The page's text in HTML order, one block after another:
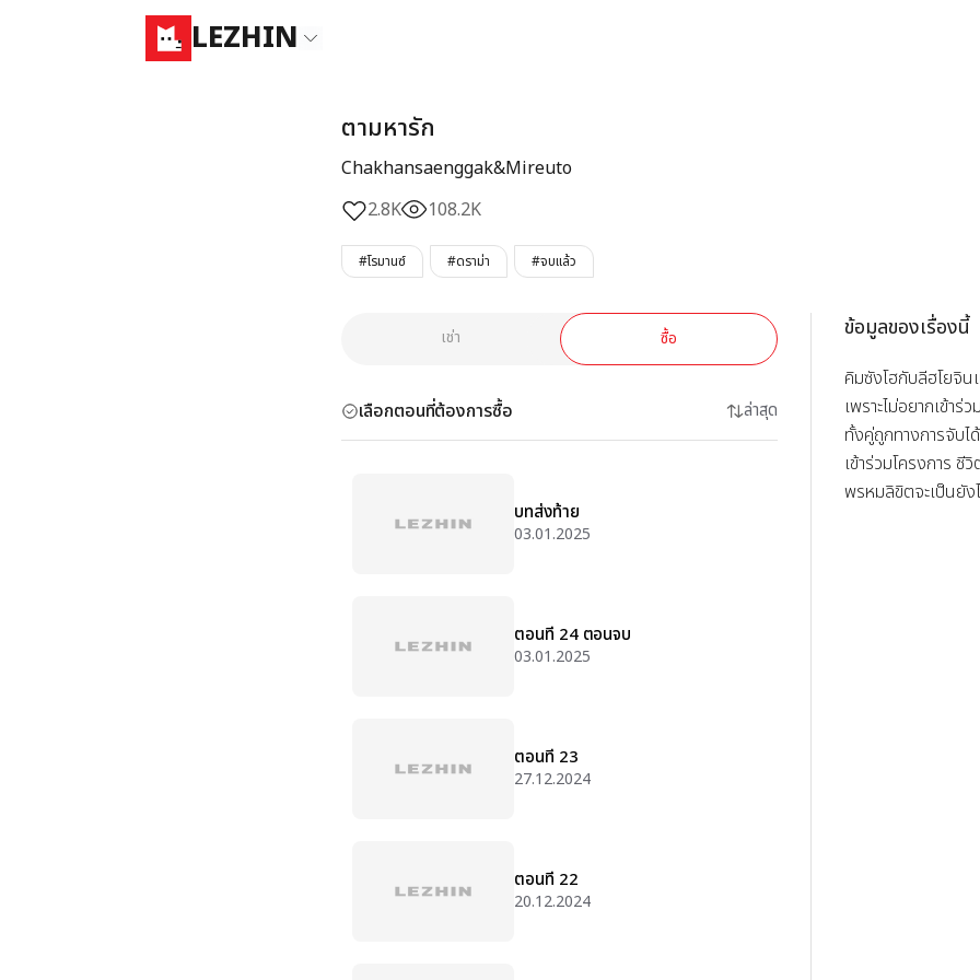
LEZHIN
ตามหารัก
Chakhansaenggak&Mireuto
2.8K
108.2K
#โรมานซ์ #ดราม่า #จบแล้ว
เช่า ซื้อ
เลือกตอนที่ต้องการซื้อ ล่าสุด
บทส่งท้าย
03.01.2025
ตอนที่ 24 ตอนจบ
03.01.2025
ตอนที่ 23
27.12.2024
ตอนที่ 22
20.12.2024
ข้อมูลของเรื่องนี้
คิมซังโฮกับลีฮโยจิ
เพราะไม่อยากเข้าร่
ทั้งคู่ถูกทางการจับไ
เข้าร่วมโครงการ ชี
พรหมลิขิตจะเป็นยัง